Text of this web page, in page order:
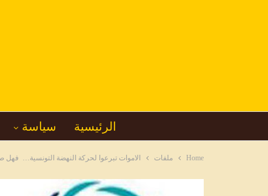
الرئيسية سياسة
Home ملفات الاموات تبرعوا لحركة النهضة التونسية… فهل